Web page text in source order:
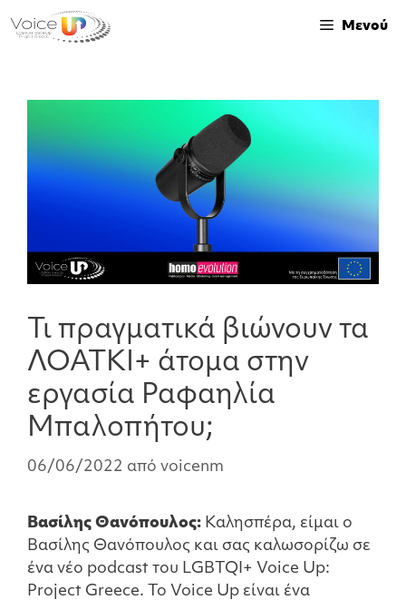
Μετάβαση
σε
Μενού
Τι πραγματικά βιώνουν τα
ΛΟΑΤΚΙ+ άτομα στην
εργασία Ραφαηλία
Μπαλοπήτου;
06/06/2022 από voicenm
Βασίλης Θανόπουλος: Καλησπέρα, είμαι ο
Βασίλης Θανόπουλος και σας καλωσορίζω σε
ένα νέο podcast του LGBTQI+ Voice Up:
Project Greece. Το Voice Up είναι ένα